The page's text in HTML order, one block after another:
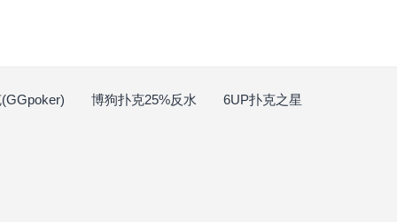
博狗扑克25%反水 6UP扑克之星